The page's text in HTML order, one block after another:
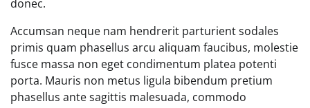
donec.
Accumsan neque nam hendrerit parturient sodales
primis quam phasellus arcu aliquam faucibus, molestie
fusce massa non eget condimentum platea potenti
porta. Mauris non metus ligula bibendum pretium
phasellus ante sagittis malesuada, commodo